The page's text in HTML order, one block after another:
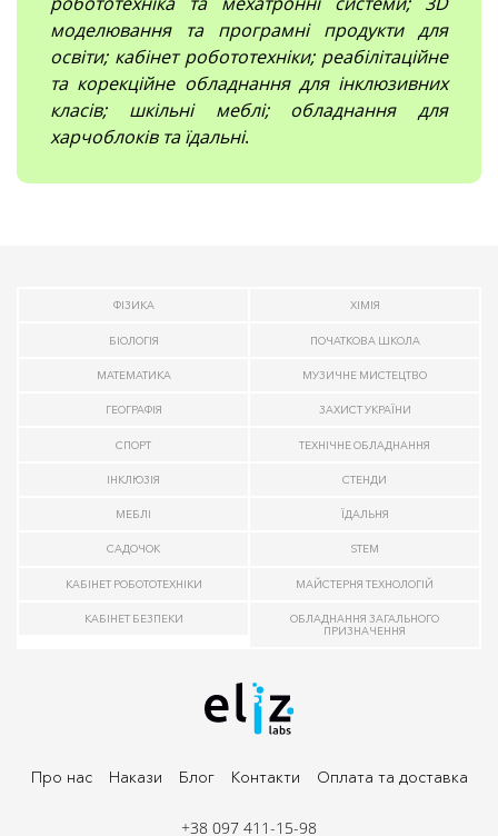
моделювання та програмні продукти для
освіти; кабінет робототехніки; реабілітаційне
та корекційне обладнання для інклюзивних
класів; шкільні меблі; обладнання для
харчоблоків та їдальні.
ФІЗИКА ХІМІЯ
БІОЛОГІЯ ПОЧАТКОВА ШКОЛА
МАТЕМАТИКА МУЗИЧНЕ МИСТЕЦТВО
ГЕОГРАФІЯ ЗАХИСТ УКРАЇНИ
СПОРТ ТЕХНІЧНЕ ОБЛАДНАННЯ
ІНКЛЮЗІЯ СТЕНДИ
МЕБЛІ ЇДАЛЬНЯ
САДОЧОК STEM
КАБІНЕТ РОБОТОТЕХНІКИ МАЙСТЕРНЯ ТЕХНОЛОГІЙ
КАБІНЕТ БЕЗПЕКИ
ОБЛАДНАННЯ ЗАГАЛЬНОГО
ПРИЗНАЧЕННЯ
Про нас Накази Блог Контакти Оплата та доставка
+38 097 411-15-98